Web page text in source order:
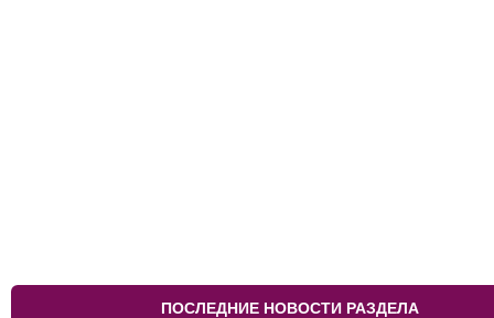
ПОСЛЕДНИЕ НОВОСТИ РАЗДЕЛА